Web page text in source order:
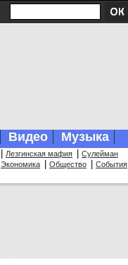
Видео Музыка
Лезгинская мафия
Сулейман
Экономика Общество События